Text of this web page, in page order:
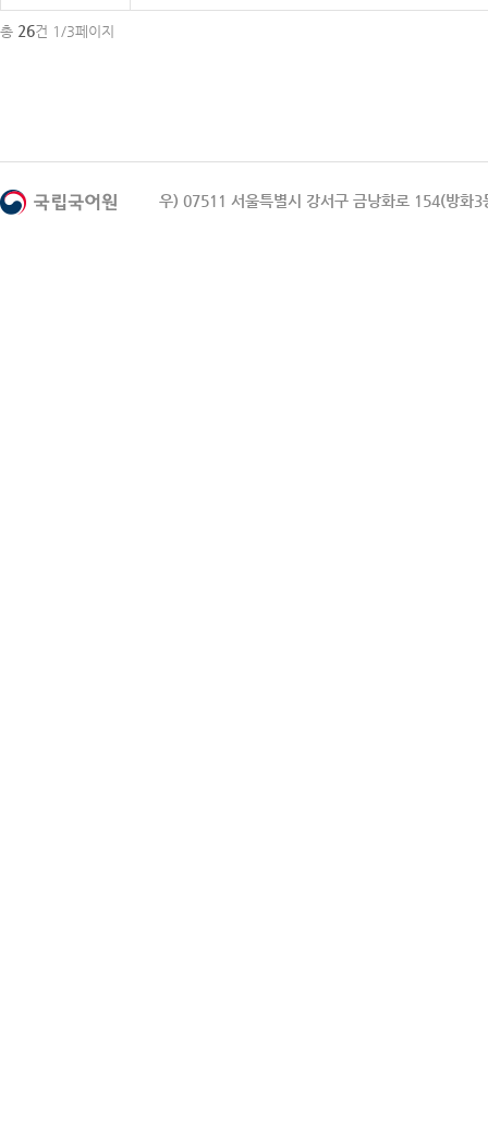
총 26건 1/3페이지
우) 07511 서울특별시 강서구 금낭화로 154(방화3